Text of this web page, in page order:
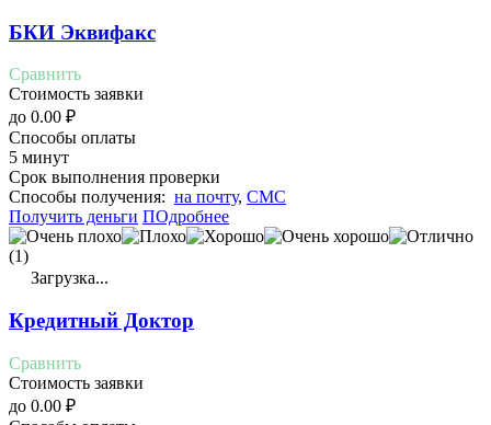
БКИ Эквифакс
Сравнить
Стоимость заявки
до 0.00 ₽
Способы оплаты
5 минут
Срок выполнения проверки
Cпособы получения: на почту, СМС
Получить деньги ПОдробнее
(1)
Загрузка...
Кредитный Доктор
Сравнить
Стоимость заявки
до 0.00 ₽